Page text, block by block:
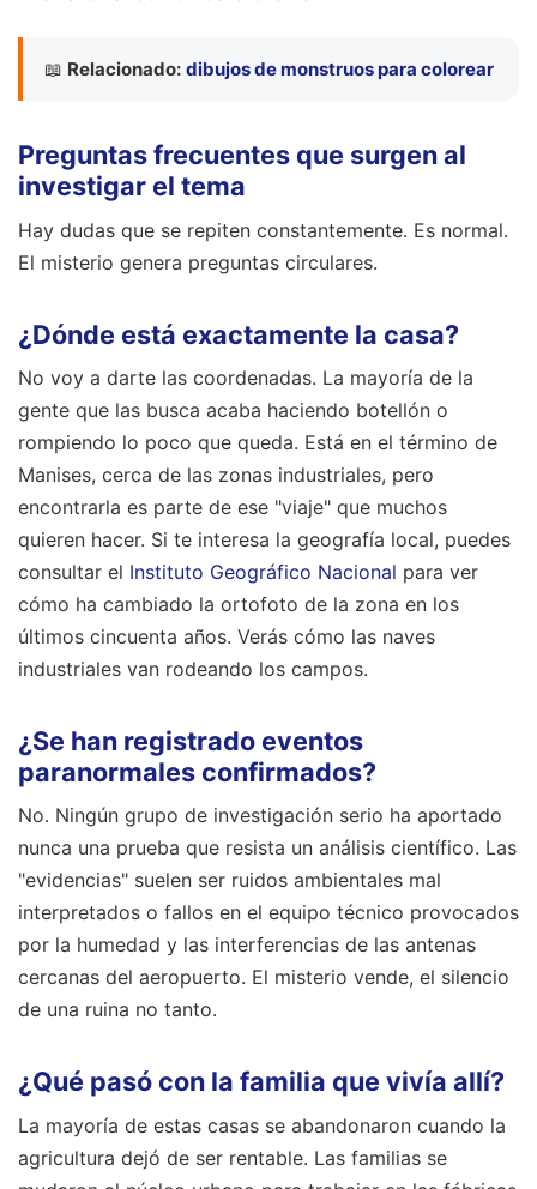
📖 Relacionado: dibujos de monstruos para colorear
Preguntas frecuentes que surgen al
investigar el tema
Hay dudas que se repiten constantemente. Es normal.
El misterio genera preguntas circulares.
¿Dónde está exactamente la casa?
No voy a darte las coordenadas. La mayoría de la
gente que las busca acaba haciendo botellón o
rompiendo lo poco que queda. Está en el término de
Manises, cerca de las zonas industriales, pero
encontrarla es parte de ese "viaje" que muchos
quieren hacer. Si te interesa la geografía local, puedes
consultar el Instituto Geográfico Nacional para ver
cómo ha cambiado la ortofoto de la zona en los
últimos cincuenta años. Verás cómo las naves
industriales van rodeando los campos.
¿Se han registrado eventos
paranormales confirmados?
No. Ningún grupo de investigación serio ha aportado
nunca una prueba que resista un análisis científico. Las
"evidencias" suelen ser ruidos ambientales mal
interpretados o fallos en el equipo técnico provocados
por la humedad y las interferencias de las antenas
cercanas del aeropuerto. El misterio vende, el silencio
de una ruina no tanto.
¿Qué pasó con la familia que vivía allí?
La mayoría de estas casas se abandonaron cuando la
agricultura dejó de ser rentable. Las familias se